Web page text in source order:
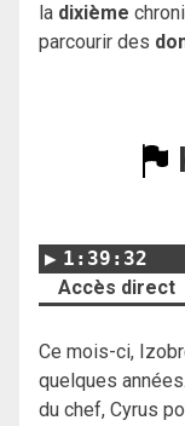
la dixième
parcourir des
1:39:32
Accès direct
Ce mois-ci,
quelques
du chef, Cyrus